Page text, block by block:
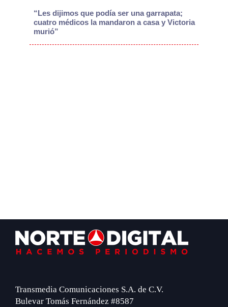
“Les dijimos que podía ser una garrapata;
cuatro médicos la mandaron a casa y Victoria
murió”
Footer
Transmedia Comunicaciones S.A. de C.V.
Bulevar Tomás Fernández #8587